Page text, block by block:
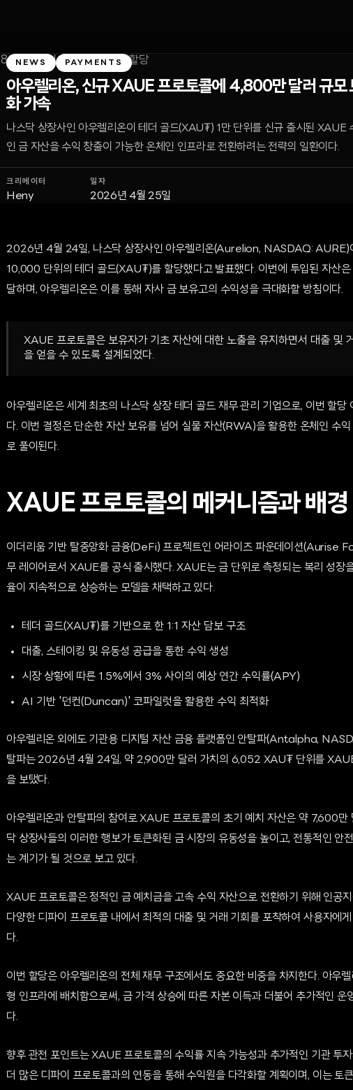
NEWS PAYMENTS
아우렐리온, 신규 XAUE 프로토콜에 4,800만 달러 규모
화 가속
나스닥 상장사인 아우렐리온이 테더 골드(XAU₮) 1만 단위를 신규 출시된 XAUE
인 금 자산을 수익 창출이 가능한 온체인 인프라로 전환하려는 전략의 일환이다.
크리에이터
Heny
일자
2026년 4월 25일
2026년 4월 24일, 나스닥 상장사인 아우렐리온(Aurelion, NASDAQ: AURE)
10,000 단위의 테더 골드(XAU₮)를 할당했다고 발표했다. 이번에 투입된 자산
달하며, 아우렐리온은 이를 통해 자사 금 보유고의 수익성을 극대화할 방침이다.
XAUE 프로토콜은 보유자가 기초 자산에 대한 노출을 유지하면서 대출 및
을 얻을 수 있도록 설계되었다.
아우렐리온은 세계 최초의 나스닥 상장 테더 골드 재무 관리 기업으로, 이번 할
다. 이번 결정은 단순한 자산 보유를 넘어 실물 자산(RWA)을 활용한 온체인 수
로 풀이된다.
XAUE 프로토콜의 메커니즘과 배경
이더리움 기반 탈중앙화 금융(DeFi) 프로젝트인 어라이즈 파운데이션(Aurise
무 레이어로서 XAUE를 공식 출시했다. XAUE는 금 단위로 측정되는 복리 성장
율이 지속적으로 상승하는 모델을 채택하고 있다.
테더 골드(XAU₮)를 기반으로 한 1:1 자산 담보 구조
대출, 스테이킹 및 유동성 공급을 통한 수익 생성
시장 상황에 따른 1.5%에서 3% 사이의 예상 연간 수익률(APY)
AI 기반 '던컨(Duncan)' 코파일럿을 활용한 수익 최적화
아우렐리온 외에도 기관용 디지털 자산 금융 플랫폼인 안탈파(Antalpha,
탈파는 2026년 4월 24일, 약 2,900만 달러 가치의 6,052 XAU₮ 단위를
을 보탰다.
아우렐리온과 안탈파의 참여로 XAUE 프로토콜의 초기 예치 자산은 약 7,600만
닥 상장사들의 이러한 행보가 토큰화된 금 시장의 유동성을 높이고, 전통적인 안
는 계기가 될 것으로 보고 있다.
XAUE 프로토콜은 정적인 금 예치금을 고속 수익 자산으로 전환하기 위해 인공
다양한 디파이 프로토콜 내에서 최적의 대출 및 거래 기회를 포착하여 사용자에
다.
이번 할당은 아우렐리온의 전체 재무 구조에서도 중요한 비중을 차지한다. 아우
형 인프라에 배치함으로써, 금 가격 상승에 따른 자본 이득과 더불어 추가적인
다.
향후 관전 포인트는 XAUE 프로토콜의 수익률 지속 가능성과 추가적인 기관 투
더 많은 디파이 프로토콜과의 연동을 통해 수익원을 다각화할 계획이며, 이는 토